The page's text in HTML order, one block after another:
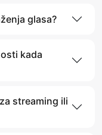
glasa?
kada
streaming ili